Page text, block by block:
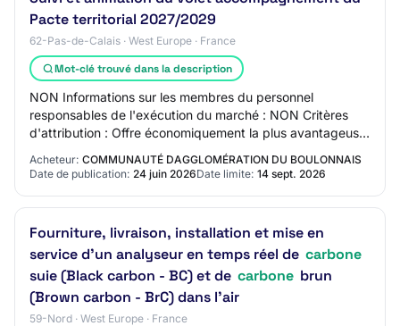
Pacte territorial 2027/2029
62-Pas-de-Calais · West Europe · France
Mot-clé trouvé dans la description
NON Informations sur les membres du personnel
responsables de l'exécution du marché : NON Critères
d'attribution : Offre économiquement la plus avantageuse
appréciée en fonction des critères énoncés…
Acheteur: COMMUNAUTÉ DAGGLOMÉRATION DU BOULONNAIS
Date de publication: 24 juin 2026Date limite: 14 sept. 2026
Fourniture, livraison, installation et mise en
service d'un analyseur en temps réel de carbone
suie (Black carbon - BC) et de carbone brun
(Brown carbon - BrC) dans l'air
59-Nord · West Europe · France